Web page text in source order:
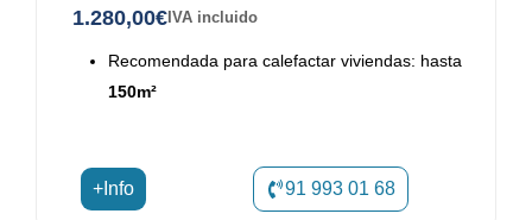
1.280,00€ IVA incluido
Recomendada para calefactar viviendas: hasta
150m²
+Info 91 993 01 68